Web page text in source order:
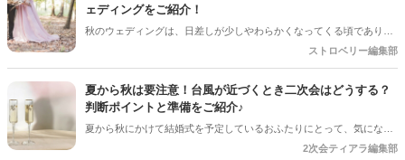
も魅力のひとつ＊ 今回は、フラワーアーチの魅力や、おしゃれなアレ
ンジアイデアをご紹介します♡
ェディングをご紹介！
秋のウェディングは、日差しが少しやわらかくなってくる頃であり、
色々なことへの行動的がみなぎってくる季節。同時に、おいしいもの
クして準備を進めましょう♪
ストロベリー編集部
夏から秋は要注意！台風が近づくとき二次会はどうする？
判断ポイントと準備をご紹介♪
夏から秋にかけて結婚式を予定しているおふたりにとって、気になる
のが台風の影響。 結婚式は予定通り開催できそうだけど、「二次会は
2次会ティアラ編集部